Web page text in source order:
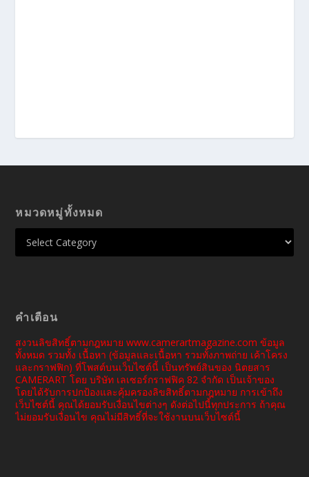
หมวดหมู่ทั้งหมด
คำเตือน
สงวนลิขสิทธิ์ตามกฎหมาย www.camerartmagazine.com ข้อมูล
ทั้งหมด รวมทั้ง เนื้อหา (ข้อมูลและเนื้อหา รวมทั้งภาพถ่าย เค้าโครง
และกราฟฟิก) ที่โพสต์บนเว็บไซต์นี้ เป็นทรัพย์สินของ นิตยสาร
CAMERART โดย บริษัท เลเซอร์กราฟฟิค 82 จำกัด เป็นเจ้าของ
โดยได้รับการปกป้องและคุ้มครองลิขสิทธิ์ตามกฎหมาย การเข้าถึง
เว็บไซต์นี้ คุณได้ยอมรับเงื่อนไขต่างๆ ดังต่อไปนี้ทุกประการ ถ้าคุณ
ไม่ยอมรับเงื่อนไข คุณไม่มีสิทธิ์ที่จะใช้งานบนเว็บไซต์นี้